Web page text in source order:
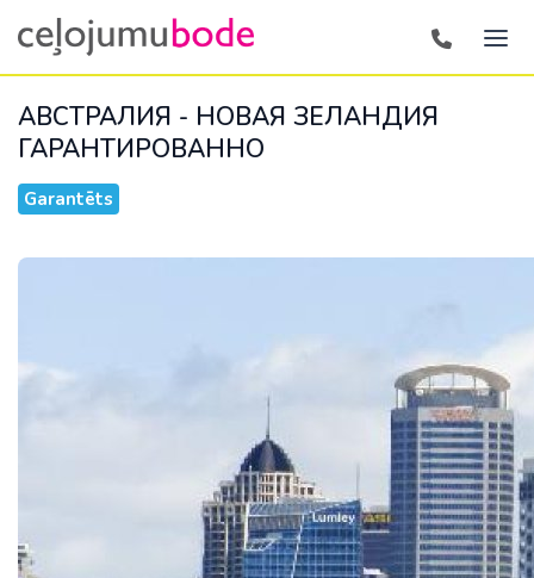
АВСТРАЛИЯ - НОВАЯ ЗЕЛАНДИЯ
ГАРАНТИРОВАННО
Garantēts